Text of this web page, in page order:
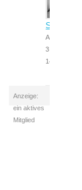
Sandra
Aktiv vor
3 Tagen,
14 Stunden
Anzeige:
ein aktives
Mitglied